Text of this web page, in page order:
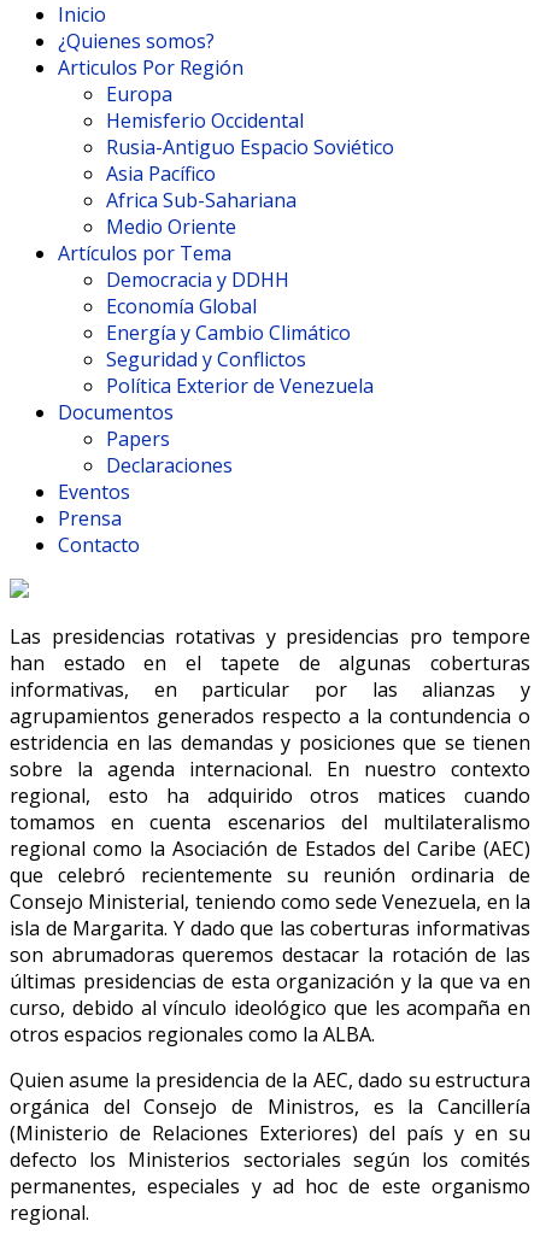
Inicio
¿Quienes somos?
Articulos Por Región
Europa
Hemisferio Occidental
Rusia-Antiguo Espacio Soviético
Asia Pacífico
Africa Sub-Sahariana
Medio Oriente
Artículos por Tema
Democracia y DDHH
Economía Global
Energía y Cambio Climático
Seguridad y Conflictos
Política Exterior de Venezuela
Documentos
Papers
Declaraciones
Eventos
Prensa
Contacto
Las presidencias rotativas y presidencias pro tempore
han estado en el tapete de algunas coberturas
informativas, en particular por las alianzas y
agrupamientos generados respecto a la contundencia o
estridencia en las demandas y posiciones que se tienen
sobre la agenda internacional. En nuestro contexto
regional, esto ha adquirido otros matices cuando
tomamos en cuenta escenarios del multilateralismo
regional como la Asociación de Estados del Caribe (AEC)
que celebró recientemente su reunión ordinaria de
Consejo Ministerial, teniendo como sede Venezuela, en la
isla de Margarita. Y dado que las coberturas informativas
son abrumadoras queremos destacar la rotación de las
últimas presidencias de esta organización y la que va en
curso, debido al vínculo ideológico que les acompaña en
otros espacios regionales como la ALBA.
Quien asume la presidencia de la AEC, dado su estructura
orgánica del Consejo de Ministros, es la Cancillería
(Ministerio de Relaciones Exteriores) del país y en su
defecto los Ministerios sectoriales según los comités
permanentes, especiales y ad hoc de este organismo
regional.